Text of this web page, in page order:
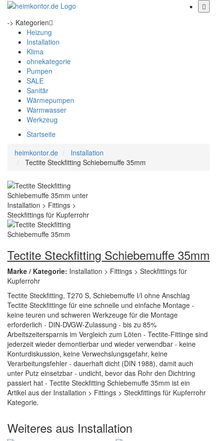
-> Kategorien
Heizung
Installation
Klima
ohnekategorie
Pumpen
SALE
Sanitär
Wärmepumpen
Warmwasser
Werkzeug
Startseite
heimkontor.de
Installation
Tectite Steckfitting Schiebemuffe 35mm
Tectite Steckfitting Schiebemuffe 35mm
Marke / Kategorie: Installation > Fittings > Steckfittings für
Kupferrohr
Tectite Steckfitting, T270 S, Schiebemuffe I/I ohne Anschlag
Tectite Steckfittinge für eine schnelle und einfache Montage -
keine teuren und schweren Werkzeuge für die Montage
erforderlich - DIN-DVGW-Zulassung - bis zu 85%
Arbeitszeitersparnis im Vergleich zum Löten - Tectite-Fittinge sind
jederzeit wieder demontierbar und wieder verwendbar - keine
Konturdiskussion, keine Verwechslungsgefahr, keine
Verarbeitungsfehler - dauerhaft dicht (DIN 1988), damit auch
unter Putz einsetzbar - undicht, bevor das Rohr den Dichtring
passiert hat - Tectite Steckfitting Schiebemuffe 35mm ist ein
Artikel aus der Installation > Fittings > Steckfittings für Kupferrohr
Kategorie.
Weiteres aus Installation